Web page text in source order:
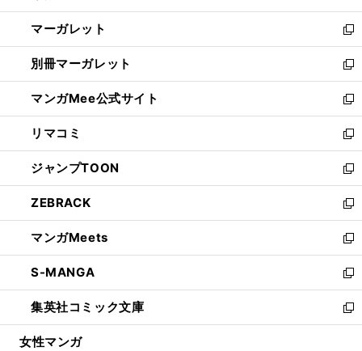
開
く
ウ
で
開
く
ン
ド
ウ
で
開
く
し
い
ウ
ィ
ン
ド
ウ
で
開
く
マーガレット
新
し
い
ウ
ィ
ン
ド
ウ
で
開
く
別冊マーガレット
新
し
い
ウ
ィ
ン
ド
ウ
で
開
く
マンガMee公式サイト
新
し
い
ウ
ィ
ン
ド
ウ
で
開
く
リマコミ
新
し
い
ウ
ィ
ン
ド
ウ
で
開
く
ジャンプTOON
新
し
い
ウ
ィ
ン
ド
ウ
で
開
ZEBRACK
新
し
い
ウ
ィ
ン
ド
ウ
マンガMeets
新
し
い
ウ
ィ
ン
S-MANGA
新
し
い
ウ
集英社コミック文庫
新
し
女性マンガ